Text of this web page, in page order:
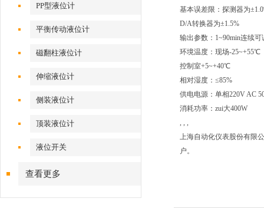
PP型液位计
平衡传动液位计
磁翻柱液位计
伸缩液位计
侧装液位计
顶装液位计
液位开关
查看更多
基本误差限：探测器为
D/A转换器为±1.5%
输出参数：1~90min连续可
环境温度：现场-25~+55℃
控制室+5~+40℃
相对湿度：≤85%
供电电源：单相220V AC
消耗功率：zui大400W
, , ,
上海自动化仪表股份有限
户。